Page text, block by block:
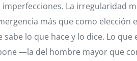
La irregularidad
más que como
lo que hace y lo dice. Lo
—la del hombre mayor que